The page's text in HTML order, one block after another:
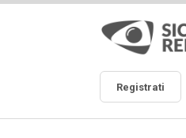
Registrati